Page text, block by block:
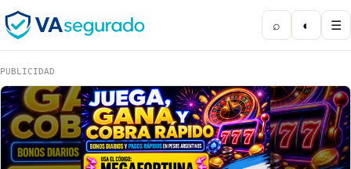
⌕ ◐ ☰
PUBLICIDAD